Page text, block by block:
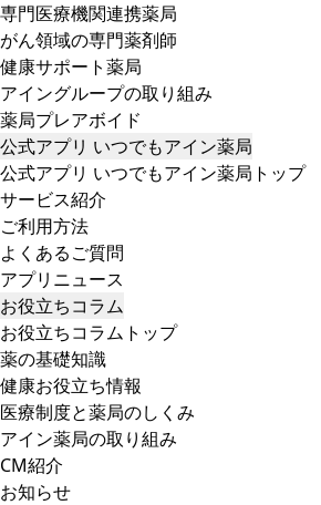
専門医療機関連携薬局
がん領域の専門薬剤師
健康サポート薬局
アイングループの取り組み
薬局プレアボイド
公式アプリ いつでもアイン薬局
公式アプリ いつでもアイン薬局トップ
サービス紹介
ご利用方法
よくあるご質問
アプリニュース
お役立ちコラム
お役立ちコラムトップ
薬の基礎知識
健康お役立ち情報
医療制度と薬局のしくみ
アイン薬局の取り組み
CM紹介
お知らせ